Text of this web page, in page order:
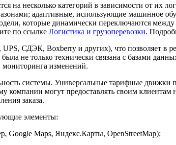
на несколько категорий в зависимости от их
адаптивные, использующие машинное
которые динамически переключаются между
по ссылке Логистика и грузоперевозки.
СДЭК, Boxberry и других), что позволяет в
не только технически связана с базами
мониторинга изменений.
системы. Универсальные тарифные движки
компании могут предоставлять своим клиентам
заказа.
элементы:
Google Maps, Яндекс.Карты, OpenStreetMap);